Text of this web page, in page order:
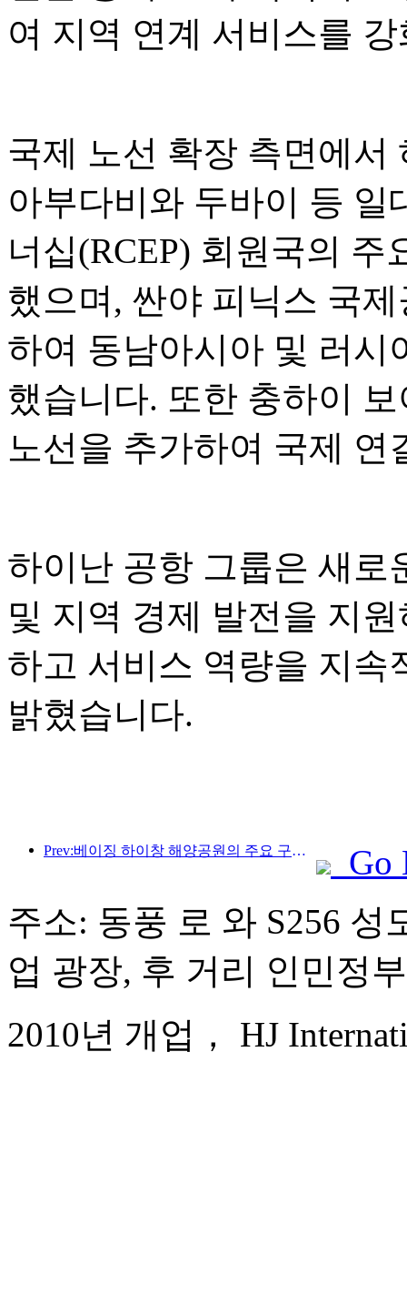
여 지역 연계 서비스를
국제 노선 확장 측면에서
아부다비와 두바이 등
너십(RCEP) 회원국의
했으며, 싼야 피닉스 국
하여 동남아시아 및 러시
했습니다. 또한 충하이
노선을 추가하여 국제
하이난 공항 그룹은 새로
및 지역 경제 발전을 지
하고 서비스 역량을 지속
밝혔습니다.
Prev:베이징 하이창 해양공원의 주요 구조물은 연내 상량될 예정이며, 완공 및 개장은 2027년으로 예상됩니다.
Go
주소: 동풍 로 와 S256 성
업 광장, 후 거리 인민정부
2010년 개업， HJ